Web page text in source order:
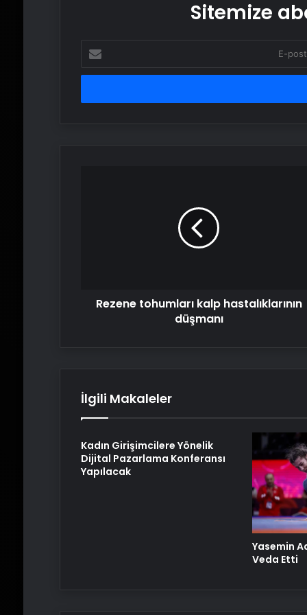
Sitemize
posta
adresinizi
Rezene tohumları kalp hastalıklarının
düşmanı
İlgili Makaleler
Kadın Girişimcilere Yönelik
Dijital Pazarlama Konferansı
Yapılacak
Yasemin
Veda Etti